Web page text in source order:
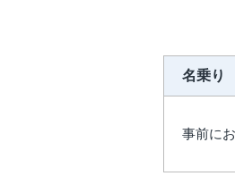
名乗り
事前に